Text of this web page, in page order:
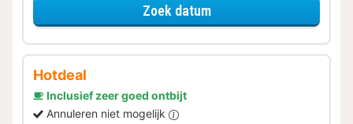
Zoek datumvoor Eerder Inchecken
Hotdeal
Inclusief zeer goed ontbijt
Annuleren niet mogelijk